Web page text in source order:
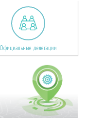
Официальные делегации